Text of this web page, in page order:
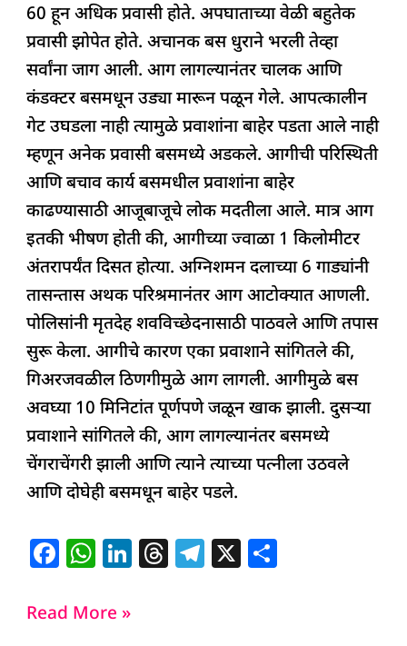
60 हून अधिक प्रवासी होते. अपघाताच्या वेळी बहुतेक
प्रवासी झोपेत होते. अचानक बस धुराने भरली तेव्हा
सर्वांना जाग आली. आग लागल्यानंतर चालक आणि
कंडक्टर बसमधून उड्या मारून पळून गेले. आपत्कालीन
गेट उघडला नाही त्यामुळे प्रवाशांना बाहेर पडता आले नाही
म्हणून अनेक प्रवासी बसमध्ये अडकले. आगीची परिस्थिती
आणि बचाव कार्य बसमधील प्रवाशांना बाहेर
काढण्यासाठी आजूबाजूचे लोक मदतीला आले. मात्र आग
इतकी भीषण होती की, आगीच्या ज्वाळा 1 किलोमीटर
अंतरापर्यंत दिसत होत्या. अग्निशमन दलाच्या 6 गाड्यांनी
तासन्तास अथक परिश्रमानंतर आग आटोक्यात आणली.
पोलिसांनी मृतदेह शवविच्छेदनासाठी पाठवले आणि तपास
सुरू केला. आगीचे कारण एका प्रवाशाने सांगितले की,
गिअरजवळील ठिणगीमुळे आग लागली. आगीमुळे बस
अवघ्या 10 मिनिटांत पूर्णपणे जळून खाक झाली. दुसऱ्या
प्रवाशाने सांगितले की, आग लागल्यानंतर बसमध्ये
चेंगराचेंगरी झाली आणि त्याने त्याच्या पत्नीला उठवले
आणि दोघेही बसमधून बाहेर पडले.
F
c
W
at
Li T T X
Read More »